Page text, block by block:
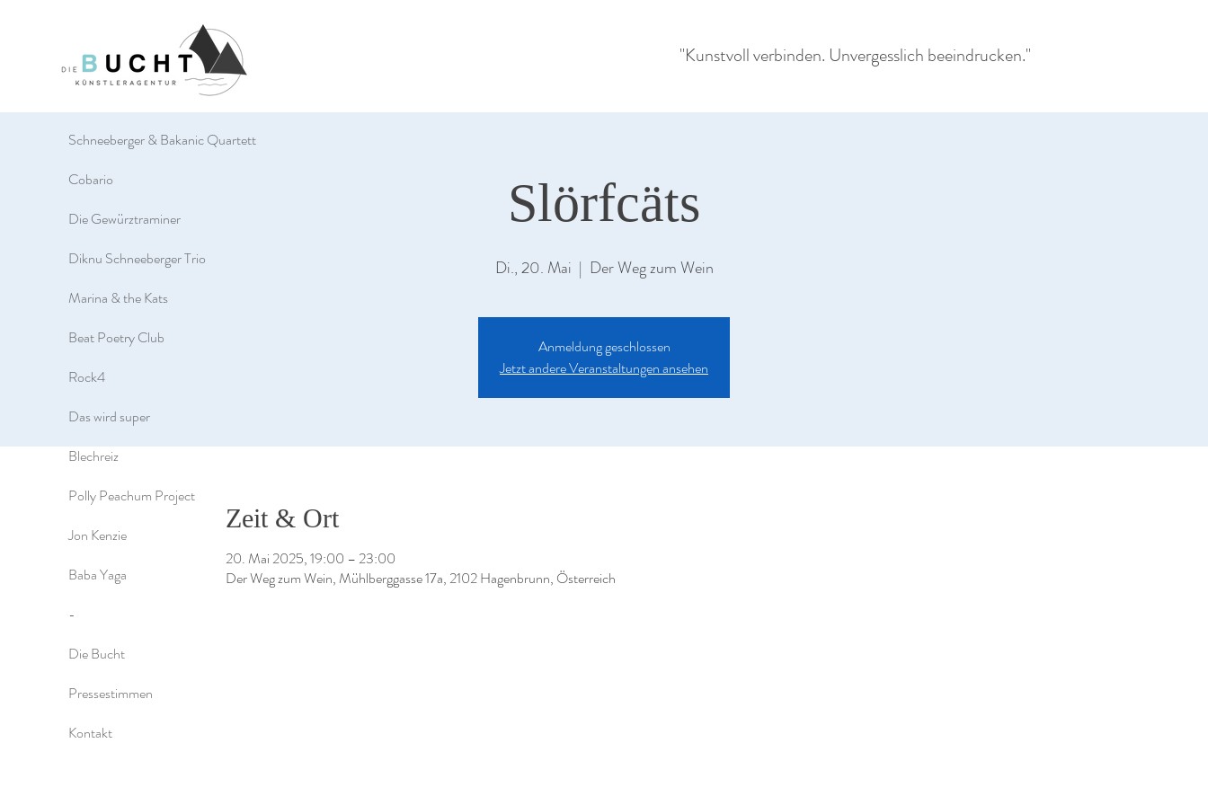
Schneeberger & Bakanic Quartett
Cobario
Die Gewürztraminer
Diknu Schneeberger Trio
Marina & the Kats
Beat Poetry Club
Rock4
Das wird super
Blechreiz
Polly Peachum Project
Jon Kenzie
Baba Yaga
-
Die Bucht
Pressestimmen
Kontakt
"Kunstvoll verbinden. Unvergesslich beeindrucken."
Slörfcäts
Di., 20. Mai
  |
Der Weg zum Wein
Anmeldung geschlossen
Jetzt andere Veranstaltungen ansehen
Zeit & Ort
20. Mai 2025, 19:00 – 23:00
Der Weg zum Wein, Mühlberggasse 17a, 2102 Hagenbrunn, Österreich